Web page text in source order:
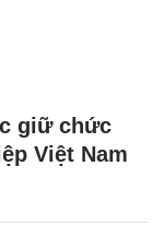
giữ chức
Việt Nam